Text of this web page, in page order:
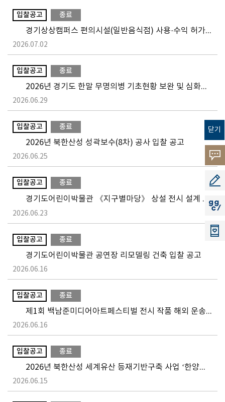
닫기
고객의
소리
공모
지지
입찰공고 종료
경기상상캠퍼스 편의시설(일반음식점) 사용·수익 허가 입찰 공고
2026.07.02
입찰공고 종료
2026년 경기도 한말 무명의병 기초현황 보완 및 심화연구 학술용역 입찰 공고
2026.06.29
입찰공고 종료
2026년 북한산성 성곽보수(8차) 공사 입찰 공고
2026.06.25
입찰공고 종료
2026.06.23
입찰공고 종료
경기도어린이박물관 공연장 리모델링 건축 입찰 공고
2026.06.16
입찰공고 종료
제1회 백남준미디어아트페스티벌 전시 작품 해외 운송 용역 소액수의
2026.06.16
입찰공고 종료
2026년 북한산성 세계유산 등재기반구축 사업 ‘한양의 수도성곽’ 현장실사 행사대행 용역 입찰 공고
2026.06.15